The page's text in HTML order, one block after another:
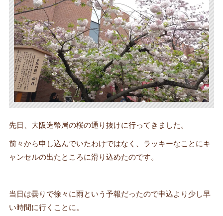
先日、大阪造幣局の桜の通り抜けに行ってきました。
前々から申し込んでいたわけではなく、ラッキーなことにキ
ャンセルの出たところに滑り込めたのです。
当日は曇りで徐々に雨という予報だったので申込より少し早
い時間に行くことに。